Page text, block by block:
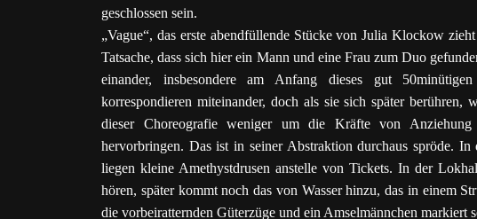
geschlossen sein.
„Vague“, das erste abendfüllende Stücke von Julia Klockow
Tatsache, dass sich hier ein Mann und eine Frau zum Duo
einander, insbesondere am Anfang dieses gut
korrespondieren miteinander, doch als sie sich später
dieser Choreografie weniger um die Kräfte von
hervorbringen. Das ist in seiner Abstraktion durchaus spröde. In
liegen kleine Amethystdrusen anstelle von Tickets. In der
hören, später kommt noch das von Wasser hinzu, das in einem
die vorbeiratternden Güterzüge und ein Amselmännchen